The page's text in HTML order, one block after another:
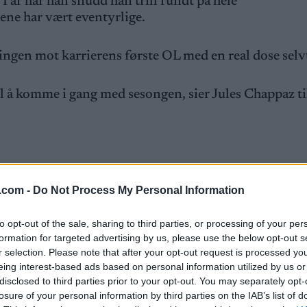
- Do Not Process My Personal Information
opt-out of the sale, sharing to third parties, or processing of your
for targeted advertising by us, please use the below opt-out
selection. Please note that after your opt-out request is processed
interest-based ads based on personal information utilized by us
to third parties prior to your opt-out. You may separately
of your personal information by third parties on the IAB’s list of
har vært eventyrlige.
mot karrierens første OL med en real dose
komme i gang med sesongen, sier Jules Chappaz
er nå. Sesongåpningen i Ruka i fjor var en
komme videre fra prologene, og ingenting